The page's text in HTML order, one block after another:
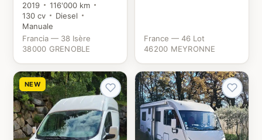
2019
116'000 km
130 cv
Diesel
Manuale
Francia — 38 Isère
38000 GRENOBLE
France — 46 Lot
46200 MEYRONNE
NEW